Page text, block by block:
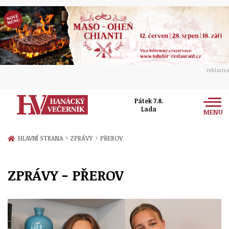
reklama
Pátek 7.8.
Lada
MENU
Zprávy
Přerov
Politika
Ekonomika
Kultura
Hudba
Společnost
Ženy
Sport
HLAVNÍ STRANA › ZPRÁVY › PŘEROV
ZPRÁVY - PŘEROV